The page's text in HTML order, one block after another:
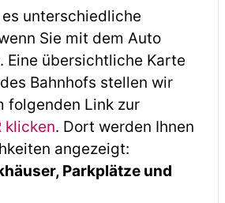
unterschiedliche
Sie mit dem Auto
Eine übersichtliche Karte
Bahnhofs stellen wir
folgenden Link zur
klicken. Dort werden Ihnen
angezeigt:
Parkplätze und